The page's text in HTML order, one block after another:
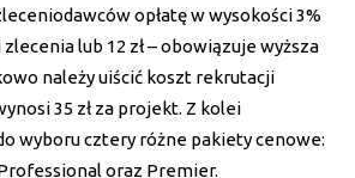
opłatę w wysokości 3%
lub 12 zł – obowiązuje wyższa
należy uiścić koszt rekrutacji
35 zł za projekt. Z kolei
wyboru cztery różne pakiety cenowe:
oraz Premier.